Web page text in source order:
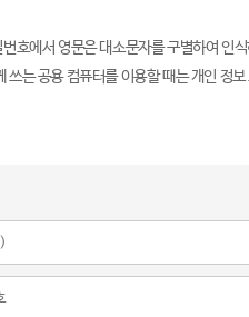
호에서 영문은 대소문자를 구별하여 인
쓰는 공용 컴퓨터를 이용할 때는 개인 정